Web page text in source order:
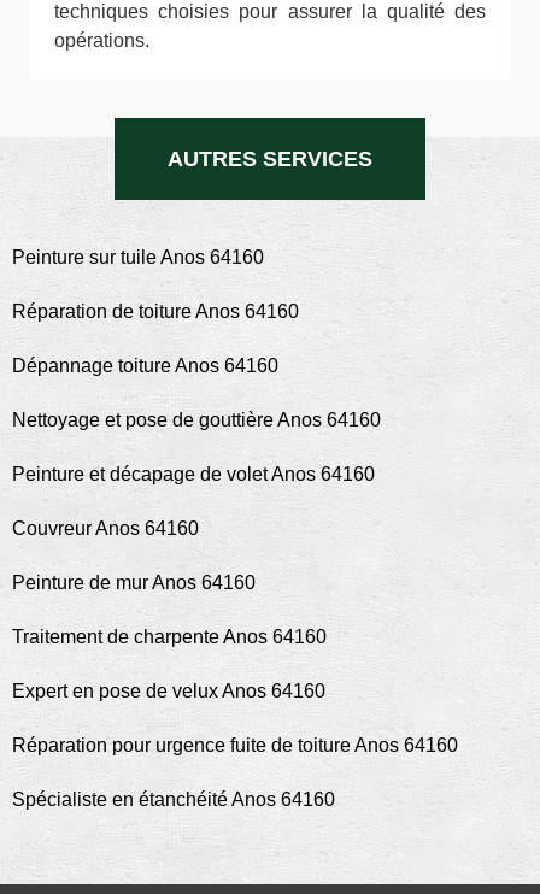
techniques choisies pour assurer la qualité des
opérations.
AUTRES SERVICES
Peinture sur tuile Anos 64160
Réparation de toiture Anos 64160
Dépannage toiture Anos 64160
Nettoyage et pose de gouttière Anos 64160
Peinture et décapage de volet Anos 64160
Couvreur Anos 64160
Peinture de mur Anos 64160
Traitement de charpente Anos 64160
Expert en pose de velux Anos 64160
Réparation pour urgence fuite de toiture Anos 64160
Spécialiste en étanchéité Anos 64160